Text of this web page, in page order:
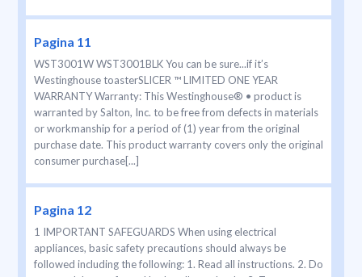
Pagina 11
WST3001W WST3001BLK You can be sure...if it’s
Westinghouse toasterSLICER ™ LIMITED ONE YEAR
WARRANTY Warranty: This Westinghouse® • product is
warranted by Salton, Inc. to be free from defects in materials
or workmanship for a period of (1) year from the original
purchase date. This product warranty covers only the original
consumer purchase[...]
Pagina 12
1 IMPORTANT SAFEGUARDS When using electrical
appliances, basic safety precautions should always be
followed including the following: 1. Read all instructions. 2. Do